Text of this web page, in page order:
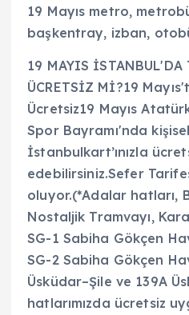
19 Mayıs metro,
başkentray, izban,
19 MAYIS İSTANBUL'DA
ÜCRETSİZ Mİ?19
Ücretsiz19 Mayıs
Spor Bayramı'nda
İstanbulkart’ınızla
edebilirsiniz.Sefer
oluyor.(*Adalar hatları,
Nostaljik Tramvayı,
SG-1 Sabiha Gökçen
SG-2 Sabiha Gökçen
Üsküdar–Şile ve 139A
hatlarımızda ücretsiz